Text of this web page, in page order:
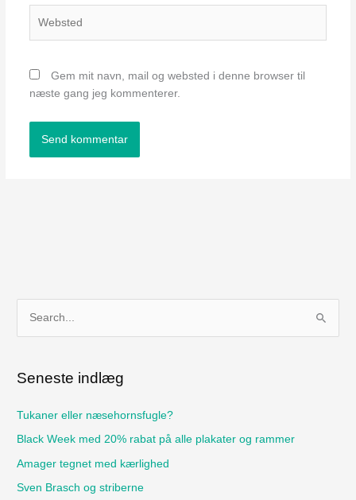
Gem mit navn, mail og websted i denne browser til
næste gang jeg kommenterer.
e
r
:
Seneste indlæg
Tukaner eller næsehornsfugle?
Black Week med 20% rabat på alle plakater og rammer
Amager tegnet med kærlighed
Sven Brasch og striberne